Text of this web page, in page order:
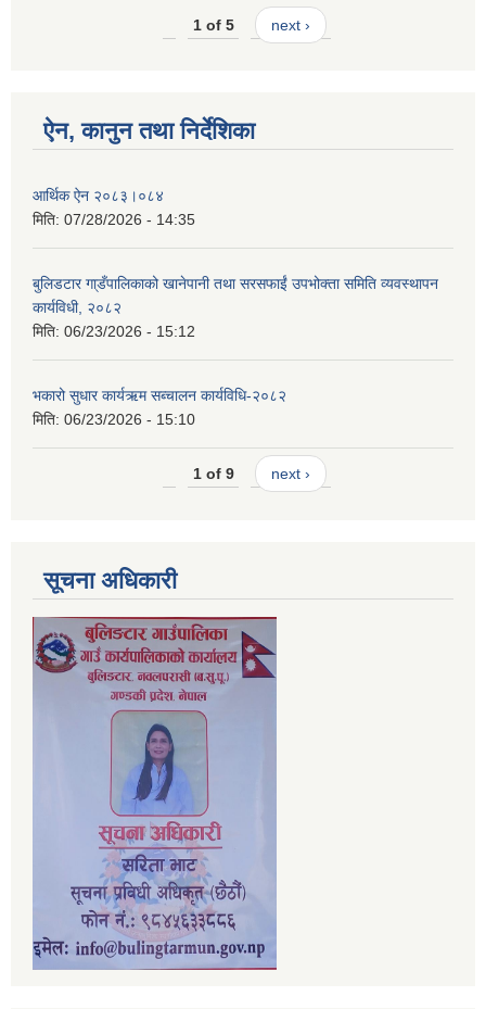
1 of 5 next ›
ऐन, कानुन तथा निर्देशिका
आर्थिक ऐन २०८३।०८४
मिति: 07/28/2026 - 14:35
बुलिडटार गा्डँपालिकाको खानेपानी तथा सरसफाईं उपभोक्ता समिति व्यवस्थापन
कार्यविधी, २०८२
मिति: 06/23/2026 - 15:12
भकारो सुधार कार्यऋम सब्चालन कार्यविधि-२०८२
मिति: 06/23/2026 - 15:10
1 of 9 next ›
सूचना अधिकारी